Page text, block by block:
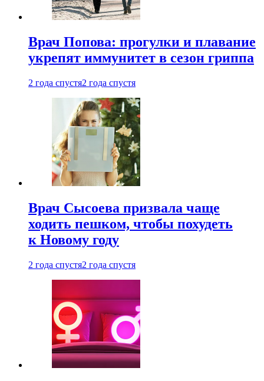
Врач Попова: прогулки и плавание
укрепят иммунитет в сезон гриппа
2 года спустя2 года спустя
Врач Сысоева призвала чаще
ходить пешком, чтобы похудеть
к Новому году
2 года спустя2 года спустя